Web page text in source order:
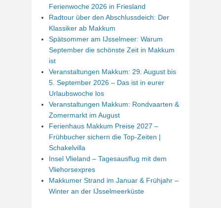
Ferienwoche 2026 in Friesland
Radtour über den Abschlussdeich: Der
Klassiker ab Makkum
Spätsommer am IJsselmeer: Warum
September die schönste Zeit in Makkum
ist
Veranstaltungen Makkum: 29. August bis
5. September 2026 – Das ist in eurer
Urlaubswoche los
Veranstaltungen Makkum: Rondvaarten &
Zomermarkt im August
Ferienhaus Makkum Preise 2027 –
Frühbucher sichern die Top-Zeiten |
Schakelvilla
Insel Vlieland – Tagesausflug mit dem
Vliehorsexpres
Makkumer Strand im Januar & Frühjahr –
Winter an der IJsselmeerküste